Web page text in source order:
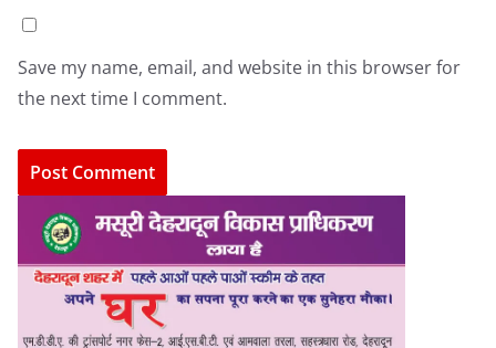
Save my name, email, and website in this browser for
the next time I comment.